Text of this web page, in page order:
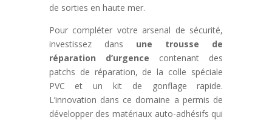
de sorties en haute mer.
Pour compléter votre arsenal de sécurité,
investissez dans une trousse de
réparation d’urgence contenant des
patchs de réparation, de la colle spéciale
PVC et un kit de gonflage rapide.
L’innovation dans ce domaine a permis de
développer des matériaux auto-adhésifs qui